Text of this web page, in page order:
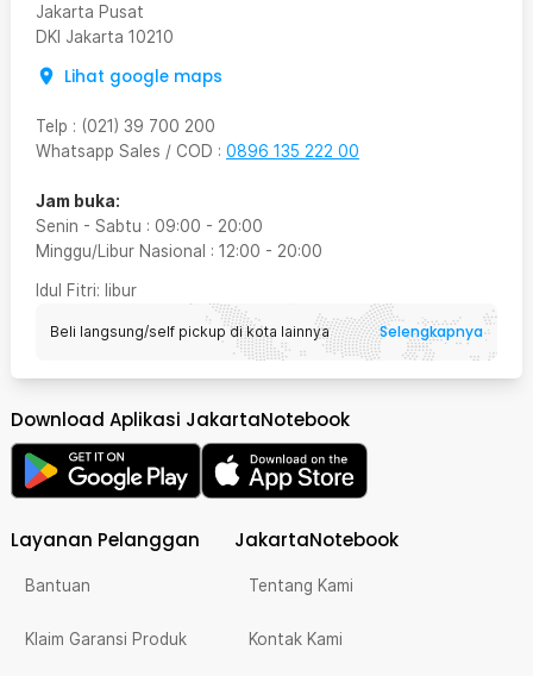
Jakarta Pusat
DKI Jakarta 10210
Lihat google maps
Telp : (021) 39 700 200
Whatsapp Sales / COD : 0896 135 222 00
Jam buka:
Senin - Sabtu : 09:00 - 20:00
Minggu/Libur Nasional : 12:00 - 20:00
Idul Fitri: libur
Beli langsung/self pickup di kota lainnya Selengkapnya
Download Aplikasi JakartaNotebook
Layanan Pelanggan
Bantuan
Klaim Garansi Produk
JakartaNotebook
Tentang Kami
Kontak Kami